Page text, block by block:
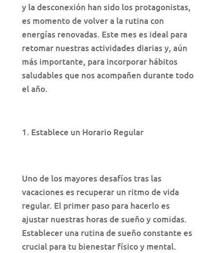
y la desconexión han sido los protagonistas,
es momento de volver a la rutina con
energías renovadas. Este mes es ideal para
retomar nuestras actividades diarias y, aún
más importante, para incorporar hábitos
saludables que nos acompañen durante todo
el año.
Establece un Horario Regular
Uno de los mayores desafíos tras las
vacaciones es recuperar un ritmo de vida
regular. El primer paso para hacerlo es
ajustar nuestras horas de sueño y comidas.
Establecer una rutina de sueño constante es
crucial para tu bienestar físico y mental.